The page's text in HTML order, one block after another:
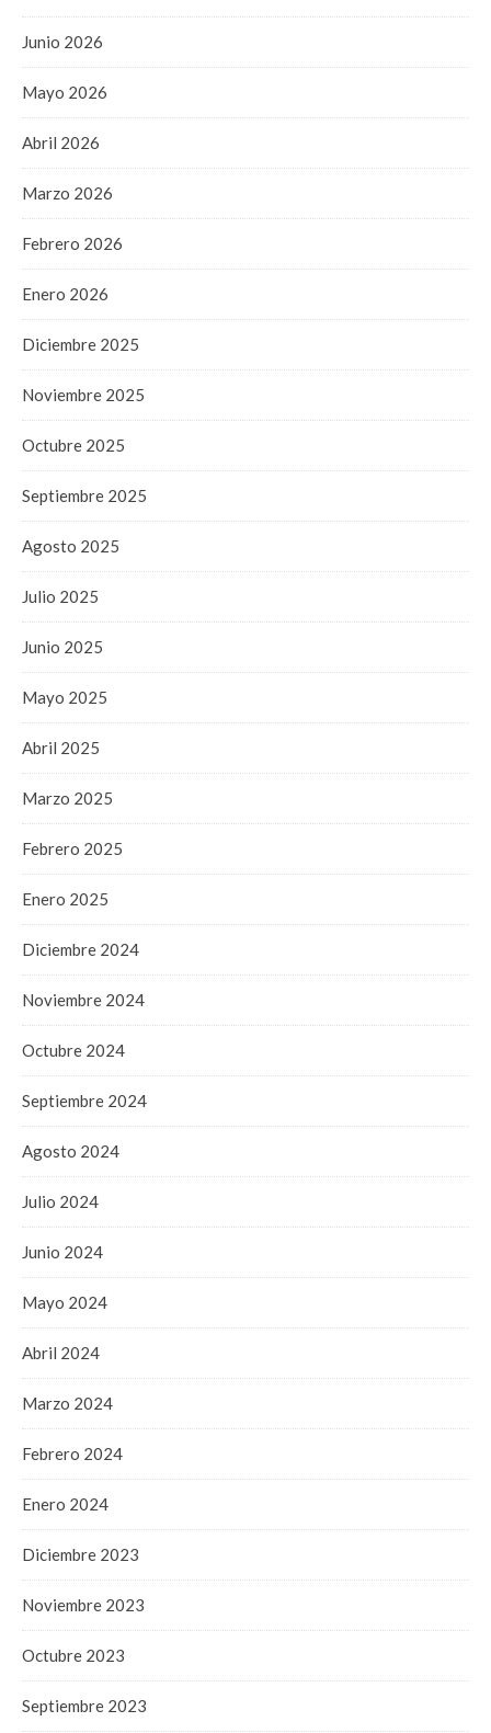
Junio 2026
Mayo 2026
Abril 2026
Marzo 2026
Febrero 2026
Enero 2026
Diciembre 2025
Noviembre 2025
Octubre 2025
Septiembre 2025
Agosto 2025
Julio 2025
Junio 2025
Mayo 2025
Abril 2025
Marzo 2025
Febrero 2025
Enero 2025
Diciembre 2024
Noviembre 2024
Octubre 2024
Septiembre 2024
Agosto 2024
Julio 2024
Junio 2024
Mayo 2024
Abril 2024
Marzo 2024
Febrero 2024
Enero 2024
Diciembre 2023
Noviembre 2023
Octubre 2023
Septiembre 2023